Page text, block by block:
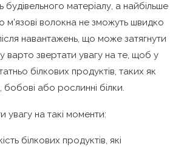
будівельного матеріалу, а найбільше
м’язові волокна не зможуть швидко
навантажень, що може затягнути
варто звертати увагу на те, щоб у
білкових продуктів, таких як
бобові або рослинні білки.
увагу на такі моменти:
білкових продуктів, які